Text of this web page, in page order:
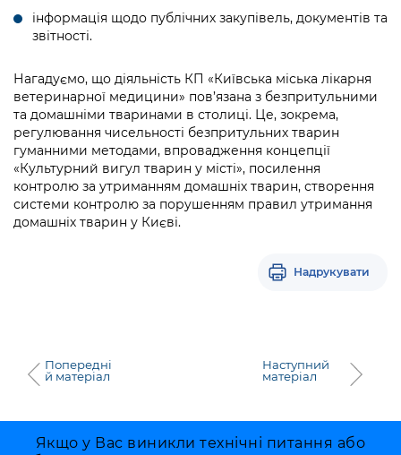
Kyiv International Relations
Річні звіти
Гендерна політика
Безбар'єрність
Київська міська військова адміністрація
Портал Захисників та Захисниць
Портал послуг
Міський застосунок Київ Цифровий
Важливе під час воєнного стану
Уряд» – місцевий рівень»
Про відкриті дані
Публічні дашборди
інформація щодо публічних закупівель, документів та
звітності.
Нагадуємо, що діяльність КП «Київська міська лікарня
ветеринарної медицини» пов’язана з безпритульними
та домашніми тваринами в столиці. Це, зокрема,
регулювання чисельності безпритульних тварин
гуманними методами, впровадження концепції
«Культурний вигул тварин у місті», посилення
контролю за утриманням домашніх тварин, створення
системи контролю за порушенням правил утримання
домашніх тварин у Києві.
Надрукувати
Попередні
й матеріал
Наступний
матеріал
Якщо у Вас виникли технічні питання або